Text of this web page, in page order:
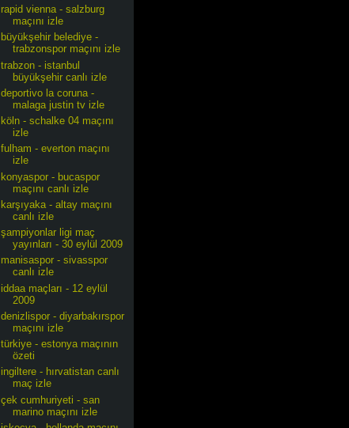
rapid vienna - salzburg
maçını izle
büyükşehir belediye -
trabzonspor maçını izle
trabzon - istanbul
büyükşehir canlı izle
deportivo la coruna -
malaga justin tv izle
köln - schalke 04 maçını
izle
fulham - everton maçını
izle
konyaspor - bucaspor
maçını canlı izle
karşıyaka - altay maçını
canlı izle
şampiyonlar ligi maç
yayınları - 30 eylül 2009
manisaspor - sivasspor
canlı izle
iddaa maçları - 12 eylül
2009
denizlispor - diyarbakırspor
maçını izle
türkiye - estonya maçının
özeti
ingiltere - hırvatistan canlı
maç izle
çek cumhuriyeti - san
marino maçını izle